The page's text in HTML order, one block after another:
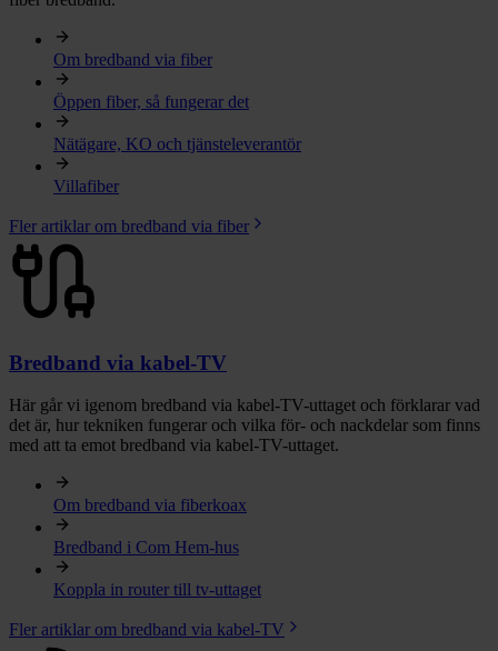
Om bredband via fiber
Öppen fiber, så fungerar det
Nätägare, KO och tjänsteleverantör
Villafiber
Fler artiklar om bredband via fiber
Bredband via kabel-TV
Här går vi igenom bredband via kabel-TV-uttaget och förklarar vad
det är, hur tekniken fungerar och vilka för- och nackdelar som finns
med att ta emot bredband via kabel-TV-uttaget.
Om bredband via fiberkoax
Bredband i Com Hem-hus
Koppla in router till tv-uttaget
Fler artiklar om bredband via kabel-TV